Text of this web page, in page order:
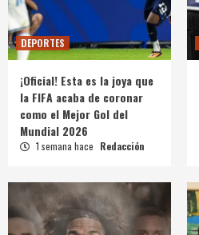
DEPORTES
¡Oficial! Esta es la joya que
la FIFA acaba de coronar
como el Mejor Gol del
Mundial 2026
1 semana hace Redacción